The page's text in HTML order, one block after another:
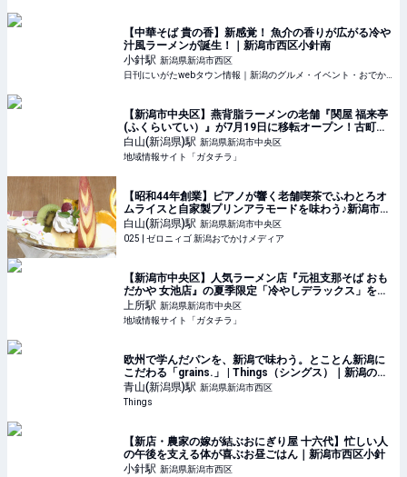
【中華そば 貴の香】新感覚！ 魚介の香りが広がる冷や
汁風ラーメンが誕生！｜新潟市西区小針南
小針駅 新潟県新潟市西区
【新潟市中央区】燕背脂ラーメンの老舗『関屋 福来亭
(ふくらいてい）』が7月19日に移転オープン！古町エ
リアで新たに営業スタート♪ - ガタチラ｜みんなでつく
る街メディア
白山(新潟県)駅 新潟県新潟市中央区
地域情報サイト「ガタチラ」
【昭和44年創業】ピアノが響く老舗喫茶でふわとろオ
ムライスと自家製プリンアラモードを味わう♪新潟市中
央区「喫茶MAKI(マキ)」 #オムライス #デート #ピア
ノ #プリン #ランチ #喫茶店
白山(新潟県)駅 新潟県新潟市中央区
025 | ゼロニィゴ 新潟おでかけメディア
【新潟市中央区】人気ラーメン店『元祖支那そば おも
だかや 女池店』の夏季限定「冷やしデラックス」を食
べに行こう♪ - ガタチラ｜みんなでつくる街メディア
上所駅 新潟県新潟市中央区
地域情報サイト「ガタチラ」
欧州で学んだパンを、新潟で味わう。とことん新潟に
こだわる「grains.」 | Things（シングス）｜新潟のロ
ーカルなWebマガジン
青山(新潟県)駅 新潟県新潟市西区
Things
【新店・農家の嫁が結ぶおにぎり屋 十六代】忙しい人
の午後を支える体が喜ぶお昼ごはん｜新潟市西区小針
小針駅 新潟県新潟市西区